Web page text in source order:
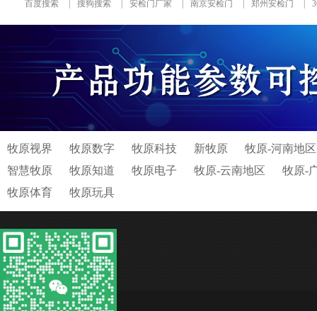
百度搜索 搜狗搜索 安检门厂家 南京安检门 郑州安检门
牧原视界 牧原数字 牧原科技 新牧原
牧原-河南地区
智慧牧原
牧原知道 牧原电子 牧原-云南地区
牧原-
牧原体育
牧原玩具